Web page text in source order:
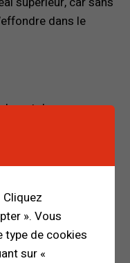
dans le
des gens ne
les chefs d’État
tension profonde
politique. Si le
Le
une condition
et de la confiance
». Vous
type de cookies
sur «